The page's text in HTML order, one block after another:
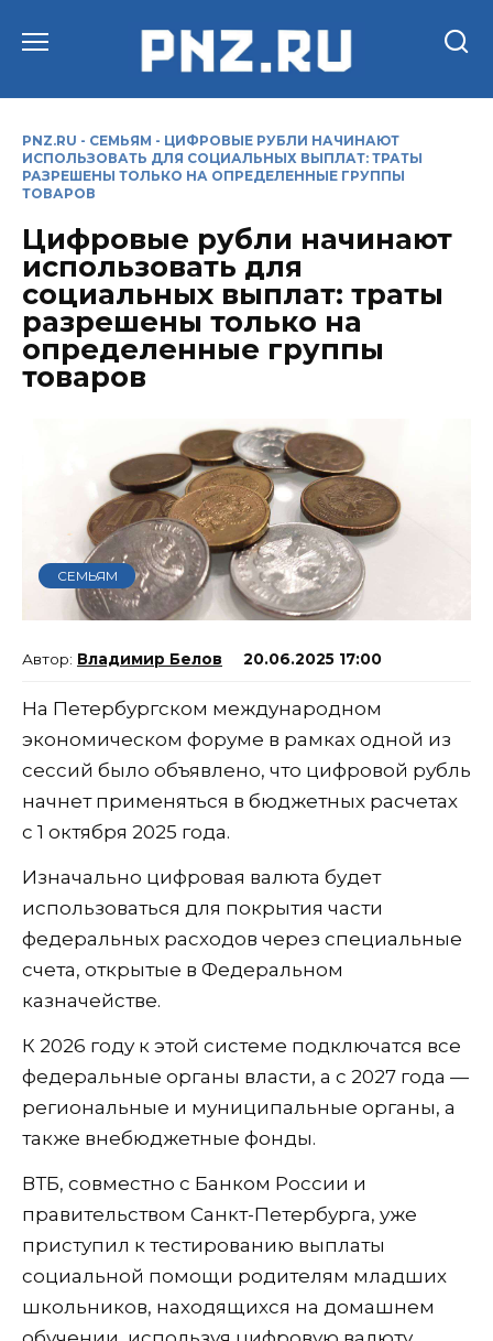
PNZ.RU - СЕМЬЯМ - ЦИФРОВЫЕ РУБЛИ НАЧИНАЮТ
ИСПОЛЬЗОВАТЬ ДЛЯ СОЦИАЛЬНЫХ ВЫПЛАТ: ТРАТЫ
РАЗРЕШЕНЫ ТОЛЬКО НА ОПРЕДЕЛЕННЫЕ ГРУППЫ
ТОВАРОВ
Цифровые рубли начинают
использовать для
социальных выплат: траты
разрешены только на
определенные группы
товаров
СЕМЬЯМ
Владимир Белов 20.06.2025 17:00
На Петербургском международном
экономическом форуме в рамках одной из
сессий было объявлено, что цифровой рубль
начнет применяться в бюджетных расчетах
с 1 октября 2025 года.
Изначально цифровая валюта будет
использоваться для покрытия части
федеральных расходов через специальные
счета, открытые в Федеральном
казначействе.
К 2026 году к этой системе подключатся все
федеральные органы власти, а с 2027 года —
региональные и муниципальные органы, а
также внебюджетные фонды.
ВТБ, совместно с Банком России и
правительством Санкт-Петербурга, уже
приступил к тестированию выплаты
социальной помощи родителям младших
школьников, находящихся на домашнем